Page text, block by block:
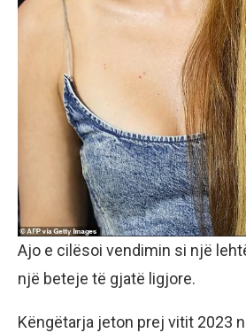
Ajo e cilësoi vendimin si një
një beteje të gjatë ligjore.
Këngëtarja jeton prej vitit 2023